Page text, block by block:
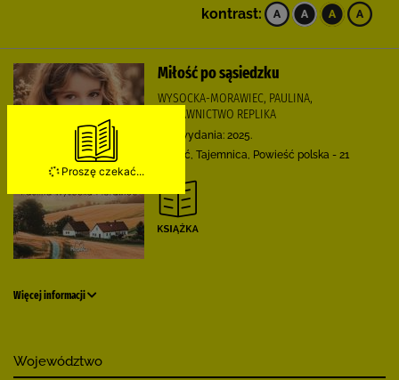
kontrast:
Miłość po sąsiedzku
WYSOCKA-MORAWIEC, PAULINA,
WYDAWNICTWO REPLIKA
Rok wydania: 2025.
Miłość, Tajemnica, Powieść polska - 21
Więcej informacji
Województwo
Proszę czekać...